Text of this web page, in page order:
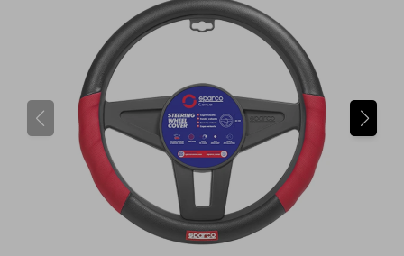
Lubricantes
Aditivos